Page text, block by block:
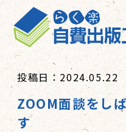
投稿日：2024.05.22
ZOOM面談をし
す